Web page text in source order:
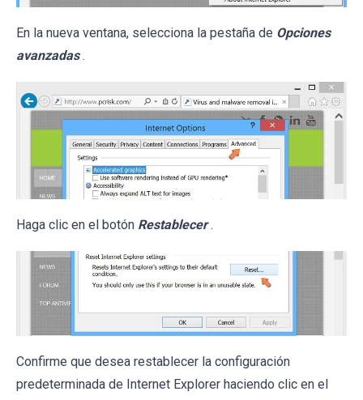
En la nueva ventana, selecciona la pestaña de Opciones
avanzadas .
Haga clic en el botón Restablecer .
Confirme que desea restablecer la configuración
predeterminada de Internet Explorer haciendo clic en el